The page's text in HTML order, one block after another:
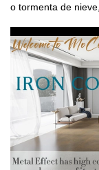
o tormenta de